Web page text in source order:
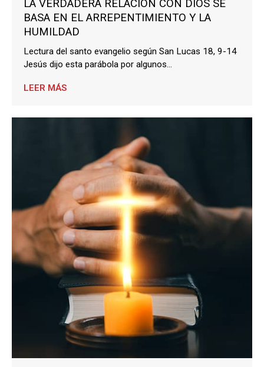
LA VERDADERA RELACIÓN CON DIOS SE
BASA EN EL ARREPENTIMIENTO Y LA
HUMILDAD
Lectura del santo evangelio según San Lucas 18, 9-14
Jesús dijo esta parábola por algunos...
LEER MÁS